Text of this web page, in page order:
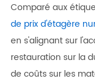
Comparé aux
de prix d'étagère
en s'alignant sur
restauration sur la
de coûts sur les